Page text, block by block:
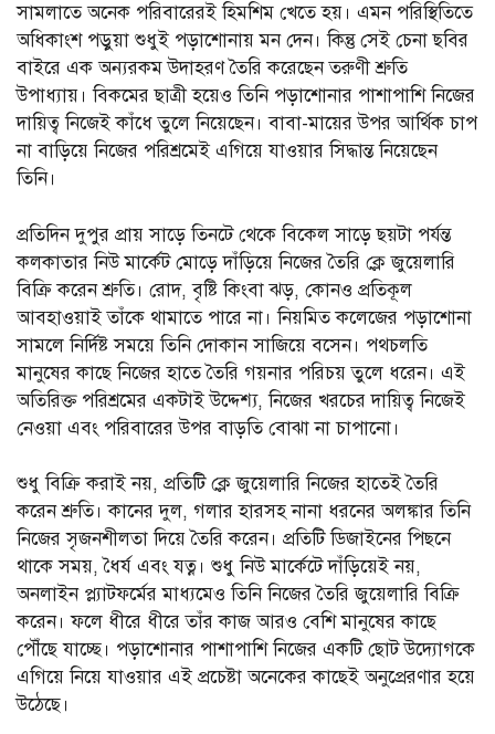
সামলাতে অনেক পরিবারেরই হিমশিম খেতে হয়। এমন পরিস্থিতিতে
অধিকাংশ পড়ুয়া শুধুই পড়াশোনায় মন দেন। কিন্তু সেই চেনা ছবির
বাইরে এক অন্যরকম উদাহরণ তৈরি করেছেন তরুণী শ্রুতি
উপাধ্যায়। বিকমের ছাত্রী হয়েও তিনি পড়াশোনার পাশাপাশি নিজের
দায়িত্ব নিজেই কাঁধে তুলে নিয়েছেন। বাবা-মায়ের উপর আর্থিক চাপ
না বাড়িয়ে নিজের পরিশ্রমেই এগিয়ে যাওয়ার সিদ্ধান্ত নিয়েছেন
তিনি।
প্রতিদিন দুপুর প্রায় সাড়ে তিনটে থেকে বিকেল সাড়ে ছয়টা পর্যন্ত
কলকাতার নিউ মার্কেট মোড়ে দাঁড়িয়ে নিজের তৈরি ক্লে জুয়েলারি
বিক্রি করেন শ্রুতি। রোদ, বৃষ্টি কিংবা ঝড়, কোনও প্রতিকূল
আবহাওয়াই তাঁকে থামাতে পারে না। নিয়মিত কলেজের পড়াশোনা
সামলে নির্দিষ্ট সময়ে তিনি দোকান সাজিয়ে বসেন। পথচলতি
মানুষের কাছে নিজের হাতে তৈরি গয়নার পরিচয় তুলে ধরেন। এই
অতিরিক্ত পরিশ্রমের একটাই উদ্দেশ্য, নিজের খরচের দায়িত্ব নিজেই
নেওয়া এবং পরিবারের উপর বাড়তি বোঝা না চাপানো।
শুধু বিক্রি করাই নয়, প্রতিটি ক্লে জুয়েলারি নিজের হাতেই তৈরি
করেন শ্রুতি। কানের দুল, গলার হারসহ নানা ধরনের অলঙ্কার তিনি
নিজের সৃজনশীলতা দিয়ে তৈরি করেন। প্রতিটি ডিজাইনের পিছনে
থাকে সময়, ধৈর্য এবং যত্ন। শুধু নিউ মার্কেটে দাঁড়িয়েই নয়,
অনলাইন প্ল্যাটফর্মের মাধ্যমেও তিনি নিজের তৈরি জুয়েলারি বিক্রি
করেন। ফলে ধীরে ধীরে তাঁর কাজ আরও বেশি মানুষের কাছে
পৌঁছে যাচ্ছে। পড়াশোনার পাশাপাশি নিজের একটি ছোট উদ্যোগকে
এগিয়ে নিয়ে যাওয়ার এই প্রচেষ্টা অনেকের কাছেই অনুপ্রেরণার হয়ে
উঠেছে।